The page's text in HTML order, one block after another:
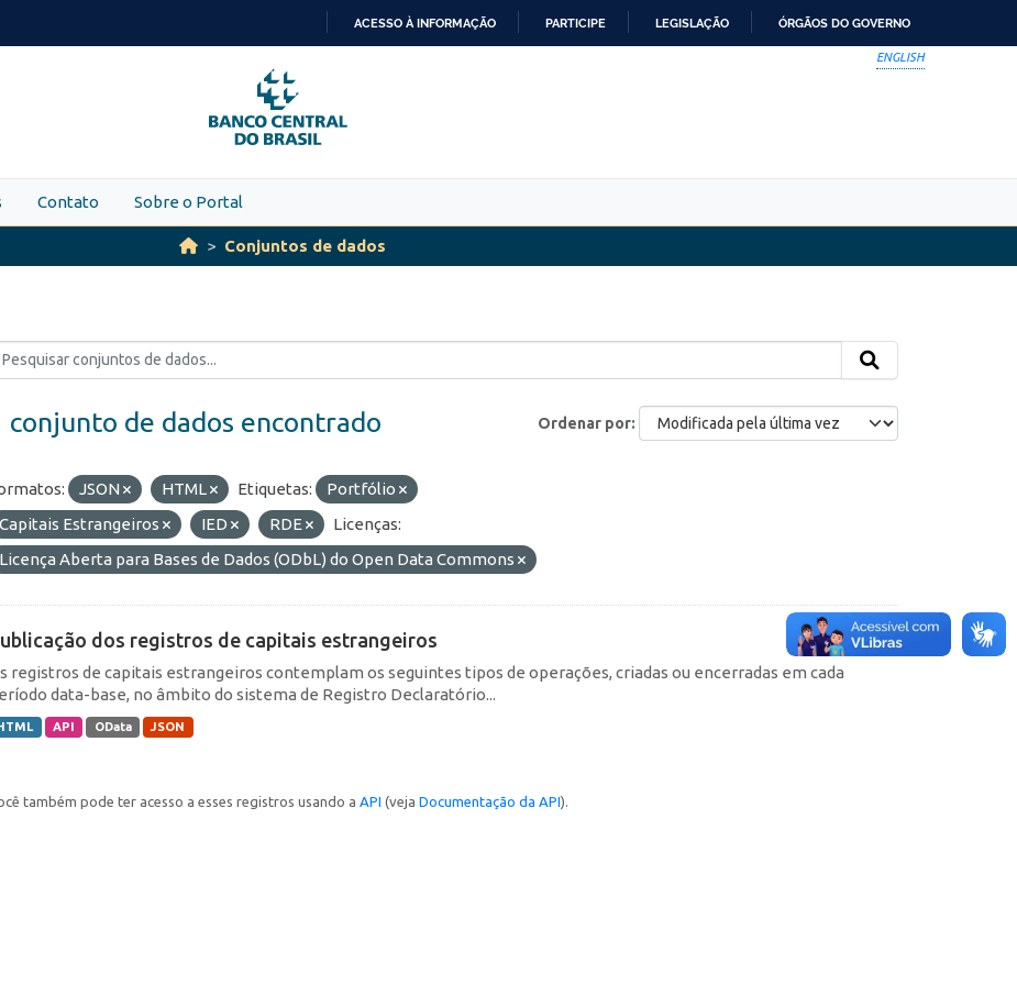
PARA
O
CONTEÚDO
ACESSO À INFORMAÇÃO PARTICIPE LEGISLAÇÃO ÓRGÃOS DO GOVERNO
ENGLISH
Contato Sobre o Portal
Conjuntos de dados
Ordenar por
conjunto de dados encontrado
JSON HTML Etiquetas:
Portfólio
Capitais Estrangeiros
IED RDE
Licenças:
Licença Aberta para Bases de Dados (ODbL) do Open Data Commons
dos registros de capitais estrangeiros
registros de capitais estrangeiros contemplam os seguintes tipos de operações, criadas ou encerradas em cada
data-base, no âmbito do sistema de Registro Declaratório...
API OData JSON
também pode ter acesso a esses registros usando a API (veja Documentação da API).